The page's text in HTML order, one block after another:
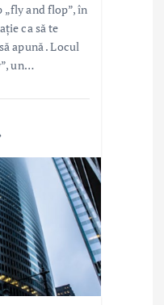
„fly and flop”, în
ca să te
apună . Locul
un…